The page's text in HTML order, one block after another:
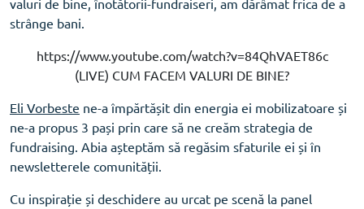
valuri de bine, înotătorii-fundraiseri, am dărâmat frica de a
strânge bani.
https://www.youtube.com/watch?v=84QhVAET86c
(LIVE) CUM FACEM VALURI DE BINE?
Eli Vorbeste ne-a împărtășit din energia ei mobilizatoare și
ne-a propus 3 pași prin care să ne creăm strategia de
fundraising. Abia așteptăm să regăsim sfaturile ei și în
newsletterele comunității.
Cu inspirație și deschidere au urcat pe scenă la panel